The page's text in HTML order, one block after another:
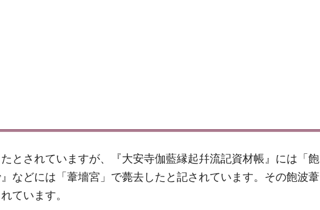
とされていますが、『大安寺伽藍縁起幷流記資材帳』には「飽
などには「葦墻宮」で薨去したと記されています。その飽波葦
ています。